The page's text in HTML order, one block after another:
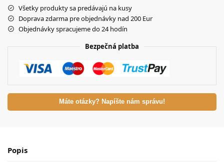
Všetky produkty sa predávajú na kusy
Doprava zdarma pre objednávky nad 200 Eur
Objednávky spracujeme do 24 hodín
Bezpečná platba
Máte otázky? Napíšte nám správu!
Popis